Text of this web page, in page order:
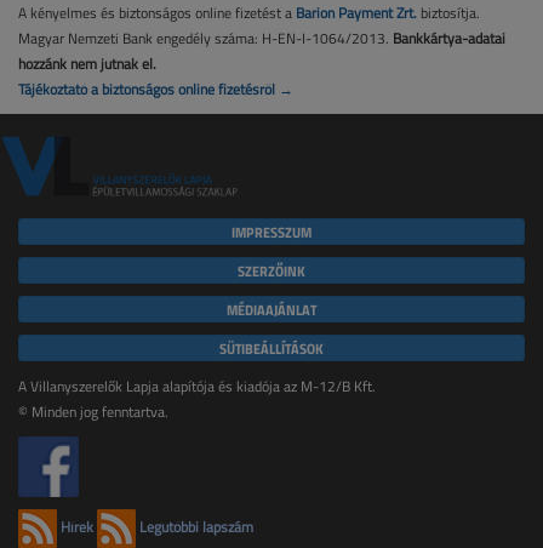
A kényelmes és biztonságos online fizetést a Barion Payment Zrt. biztosítja.
Magyar Nemzeti Bank engedély száma: H-EN-I-1064/2013. Bankkártya-adatai
hozzánk nem jutnak el.
Tájékoztató a biztonságos online fizetésről →
IMPRESSZUM
SZERZŐINK
MÉDIAAJÁNLAT
SÜTIBEÁLLÍTÁSOK
A Villanyszerelők Lapja alapítója és kiadója az M-12/B Kft.
© Minden jog fenntartva.
Hírek Legutóbbi lapszám